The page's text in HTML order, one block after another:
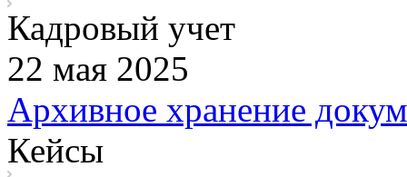
Кадровый учет
22 мая 2025
Архивное хранение
Кейсы